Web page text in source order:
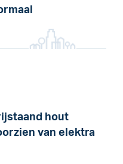
hout
van elektra